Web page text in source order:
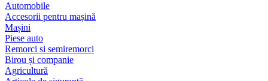
Automobile
Accesorii pentru mașină
Mașini
Piese auto
Remorci si semiremorci
Birou și companie
Agricultură